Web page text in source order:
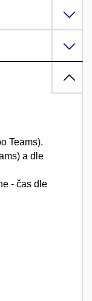
Teams).
a dle
- čas dle